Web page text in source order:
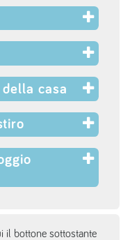
casa
il bottone sottostante